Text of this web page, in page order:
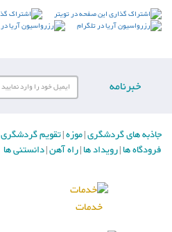
خبرنامه
جاذبه های گردشگری|موزه|تقویم گردشگری
فرودگاه ها|رویداد ها|راه آهن|دانستنی ها
خدمات